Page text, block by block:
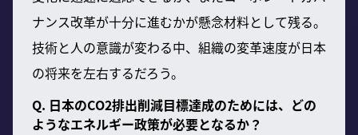
ナンス改革が十分に進むかが懸念材料として残る。
技術と人の意識が変わる中、組織の変革速度が日本
の将来を左右するだろう。
Q. 日本のCO2排出削減目標達成のためには、どの
ようなエネルギー政策が必要となるか？